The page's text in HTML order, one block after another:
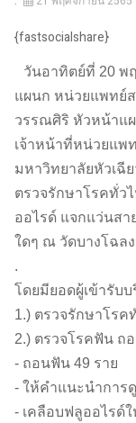
{fastsocialshare}
วันอาทิตย์ที่ 20 พ
แผนก หน่วยแพทย์
วรรณศิริ หัวหน้าแ
เจ้าหน้าที่หน่วยแพ
มหาวิทยาลัยหัวเฉี
ตรวจรักษาโรคทั่ว
ออไรด์ แจกแว่นส
ใดๆ ณ วัดบางโฉล
.
โดยมียอดผู้เข้ารับ
1.) ตรวจรักษาโรค
2.) ตรวจโรคฟัน ถ
- ถอนฟัน 49 ราย
- ให้คำแนะนำการ
- เคลือบฟลูออไรด์